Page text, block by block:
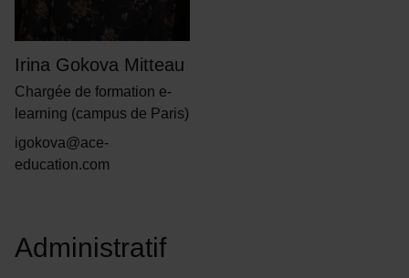
Irina Gokova Mitteau
Chargée de formation e-
learning (campus de Paris)
igokova@ace-
education.com
Administratif